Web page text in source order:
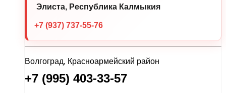
Элиста, Республика Калмыкия
+7 (937) 737-55-76
Волгоград, Красноармейский район
+7 (995) 403-33-57